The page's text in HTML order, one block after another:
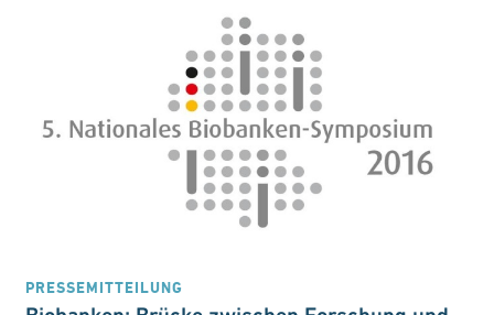
PRESSEMITTEILUNG